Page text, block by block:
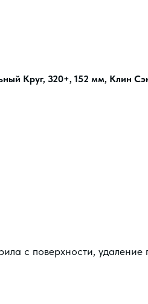
Круг, 320+, 152 мм, Клин
с поверхности, удаление